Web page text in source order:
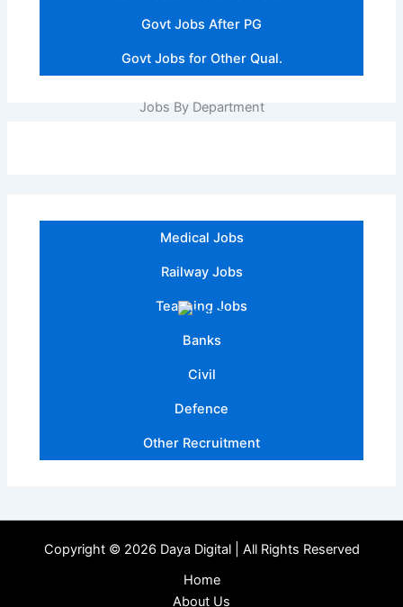
Govt Jobs After PG
Govt Jobs for Other Qual.
Jobs By Department
Medical Jobs
Railway Jobs
Teaching Jobs
Banks
Civil
Defence
Other Recruitment
Copyright © 2026 Daya Digital | All Rights Reserved
Home
About Us